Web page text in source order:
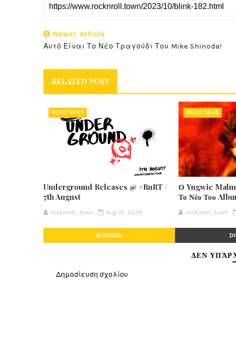
Newer Article
Αυτό Είναι Το Νέο Τραγούδι Του Mike Shinoda!
RELATED POST
MUSIC NEWS
Underground Releases @ #RnRT /
7th August
rocknroll_town Aug 07, 2026
MUSIC NEWS
Ο Yngwie
Το Νέο Του
rocknroll_town
BLOGGER
ΔΕΝ
Δημοσίευση σχολίου